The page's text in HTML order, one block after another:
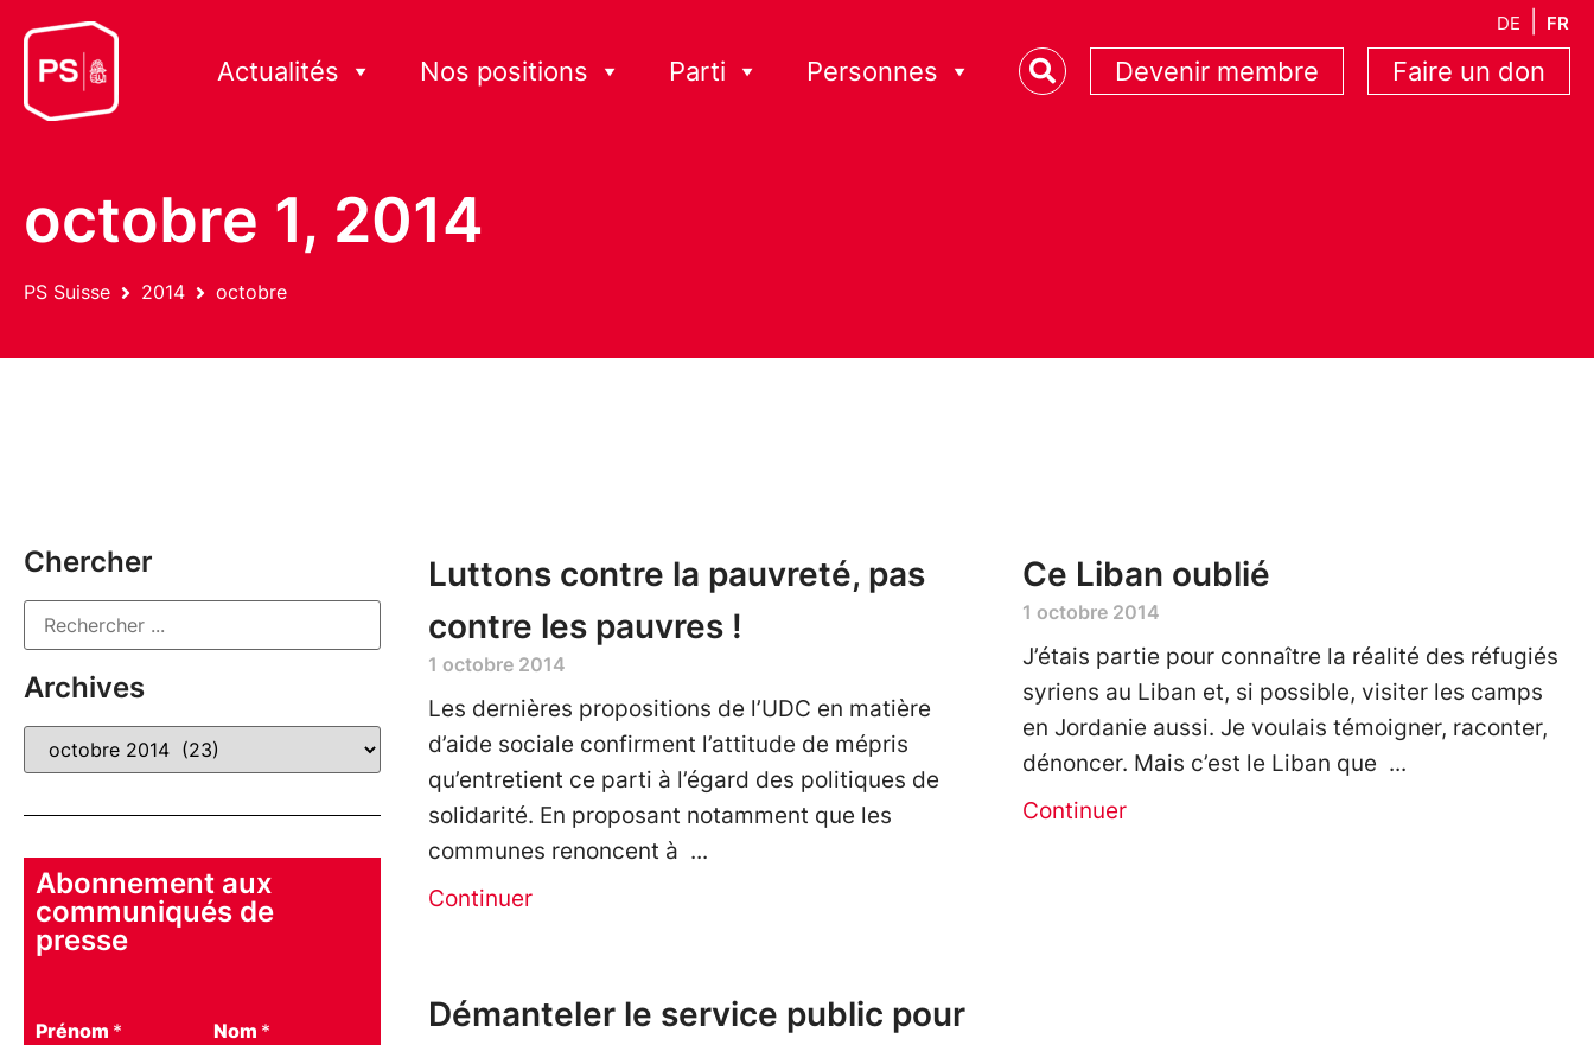
DE FR
Actualités Nos positions Parti Personnes Devenir membre Faire un don
octobre 1, 2014
PS Suisse 2014 octobre
Chercher
Archives
Abonnement aux
communiqués de
presse
Prénom * Nom *
Luttons contre la pauvreté, pas
contre les pauvres !
1 octobre 2014
Les dernières propositions de l’UDC en matière
d’aide sociale confirment l’attitude de mépris
qu’entretient ce parti à l’égard des politiques de
solidarité. En proposant notamment que les
communes renoncent à
Continuer
Ce Liban oublié
1 octobre 2014
J’étais partie pour connaître la réalité des réfugiés
syriens au Liban et, si possible, visiter les camps
en Jordanie aussi. Je voulais témoigner, raconter,
dénoncer. Mais c’est le Liban que
Continuer
Démanteler le service public pour